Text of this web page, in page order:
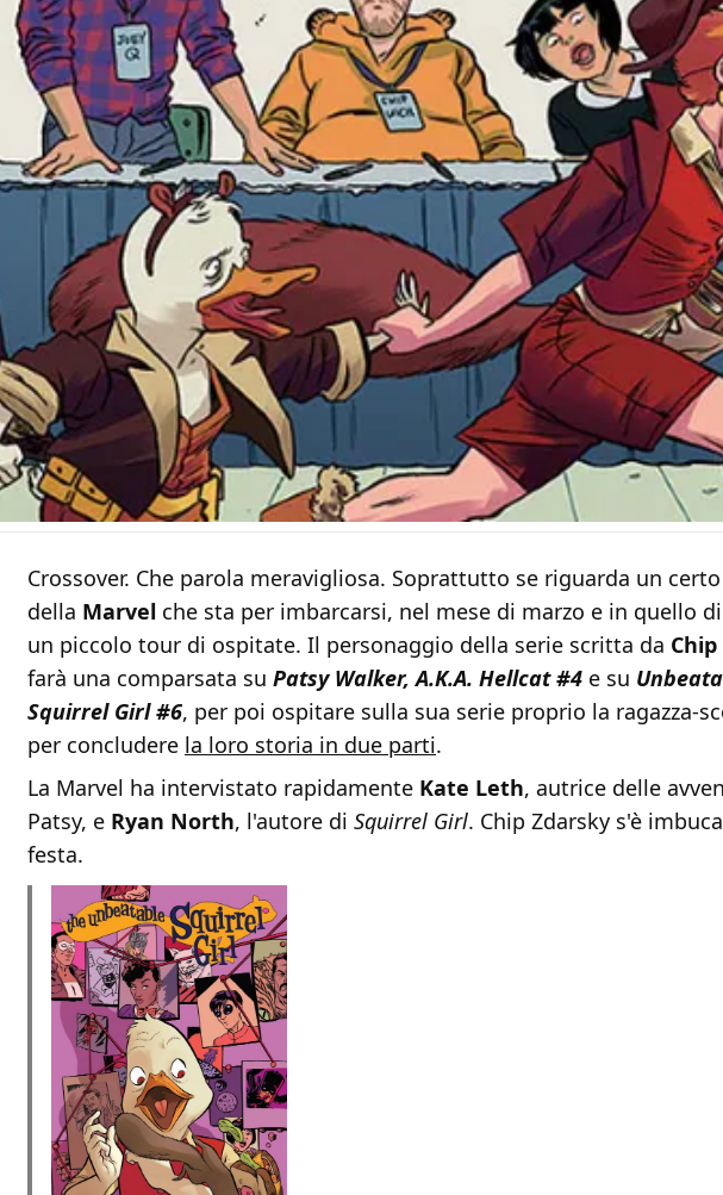
Crossover. Che parola meravigliosa. Soprattutto se riguarda un
della Marvel che sta per imbarcarsi, nel mese di marzo e in quello
un piccolo tour di ospitate. Il personaggio della serie scritta da
farà una comparsata su Patsy Walker, A.K.A. Hellcat #4 e su
Squirrel Girl #6, per poi ospitare sulla sua serie proprio la ragazza-
per concludere la loro storia in due parti.
La Marvel ha intervistato rapidamente Kate Leth, autrice delle
Patsy, e Ryan North, l'autore di Squirrel Girl. Chip Zdarsky s'è
festa.